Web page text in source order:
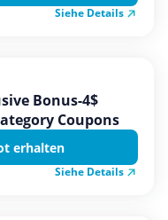
Siehe Details
Bonus-4$
Coupons
erhalten
Siehe Details